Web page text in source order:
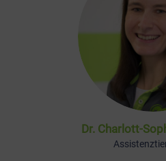
Dr. Charlott-